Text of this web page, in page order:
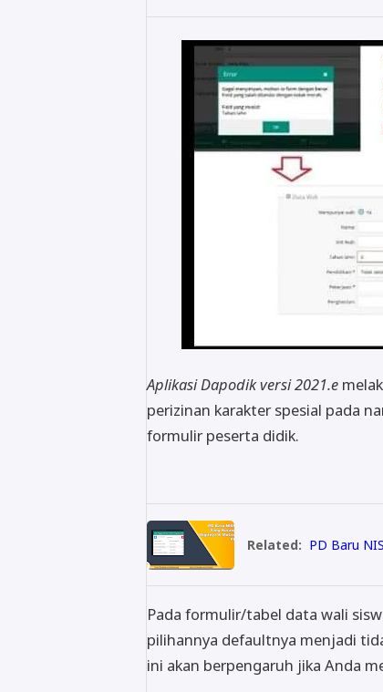
Aplikasi Dapodik versi 2021.e
perizinan karakter spesial pada
formulir peserta didik.
Related: PD Baru
Pada formulir/tabel data wali
pilihannya defaultnya menjadi
ini akan berpengaruh jika Anda